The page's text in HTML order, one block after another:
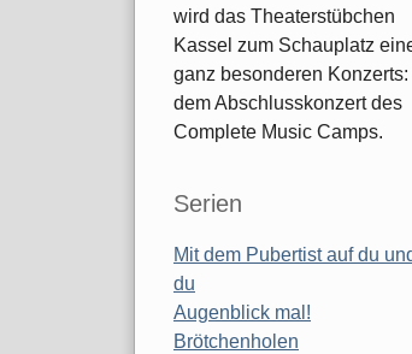
wird das Theaterstübchen
Kassel zum Schauplatz
ganz besonderen Konzerts:
dem Abschlusskonzert des
Complete Music Camps.
Serien
Mit dem Pubertist auf du
du
Augenblick mal!
Brötchenholen